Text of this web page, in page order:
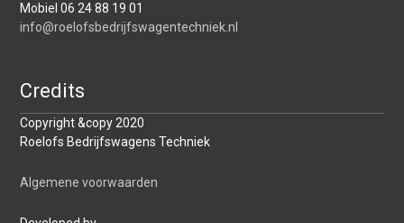
Mobiel 06 24 88 19 01
info@roelofsbedrijfswagentechniek.nl
Credits
Copyright &copy 2020
Roelofs Bedrijfswagens Techniek
Algemene voorwaarden